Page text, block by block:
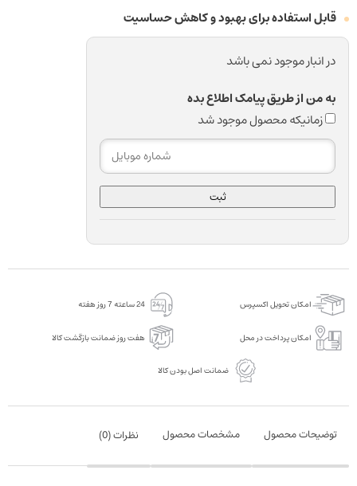
قابل استفاده برای بهبود و کاهش حساسیت
در انبار موجود نمی باشد
به من از طریق پیامک اطلاع بده
زمانیکه محصول موجود شد
ثبت
امکان تحویل اکسپرس 24 ساعته 7 روز هفته
امکان پرداخت در محل هفت روز ضمانت بازگشت کالا
ضمانت اصل بودن کالا
توضیحات محصول مشخصات محصول نظرات (0
)